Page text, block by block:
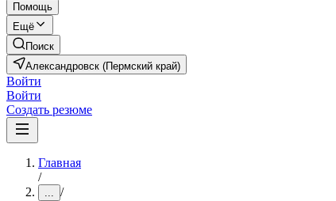
Помощь
Ещё
Поиск
Александровск (Пермский край)
Войти
Войти
Создать резюме
Главная
/
... /